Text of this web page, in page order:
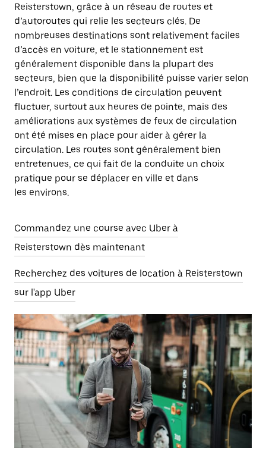
Reisterstown, grâce à un réseau de routes et
d’autoroutes qui relie les secteurs clés. De
nombreuses destinations sont relativement faciles
d’accès en voiture, et le stationnement est
généralement disponible dans la plupart des
secteurs, bien que la disponibilité puisse varier selon
l’endroit. Les conditions de circulation peuvent
fluctuer, surtout aux heures de pointe, mais des
améliorations aux systèmes de feux de circulation
ont été mises en place pour aider à gérer la
circulation. Les routes sont généralement bien
entretenues, ce qui fait de la conduite un choix
pratique pour se déplacer en ville et dans
les environs.
Commandez une course avec Uber à
Reisterstown dès maintenant
Recherchez des voitures de location à Reisterstown
sur l'app Uber